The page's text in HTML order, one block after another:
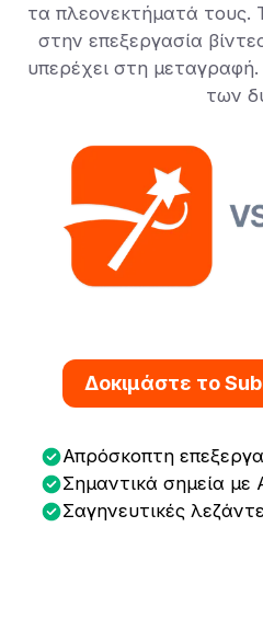
τα πλεονεκτήματά τους.
στην επεξεργασία
υπερέχει στη
των
Δοκιμάστε το
Απρόσκοπτη
Σημαντικά σημεία
Σαγηνευτικές